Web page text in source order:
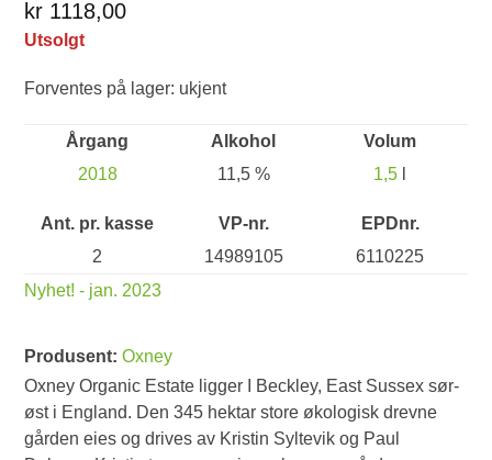
kr 1118,00
Utsolgt
Forventes på lager: ukjent
Årgang
2018
Alkohol
11,5 %
Volum
1,5
Ant. pr. kasse
2
VP-nr.
14989105
EPDnr.
6110225
Nyhet! - jan. 2023
Produsent:Oxney
Oxney Organic Estate ligger I Beckley, East Sussex sør-
øst i England. Den 345 hektar store økologisk drevne
gården eies og drives av Kristin Syltevik og Paul